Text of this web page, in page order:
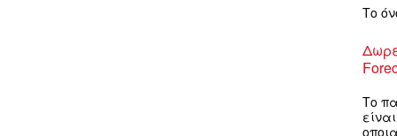
Το
Το